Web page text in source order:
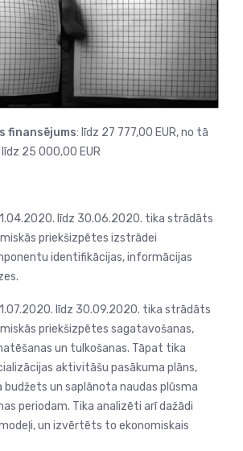
finansējums: līdz 27 777,00 EUR, no tā
25 000,00 EUR
līdz 30.06.2020. tika strādāts
priekšizpētes izstrādei
identifikācijas, informācijas
līdz 30.09.2020. tika strādāts
priekšizpētes sagatavošanas,
un tulkošanas. Tāpat tika
aktivitāšu pasākuma plāns,
un saplānota naudas plūsma
periodam. Tika analizēti arī dažādi
un izvērtēts to ekonomiskais